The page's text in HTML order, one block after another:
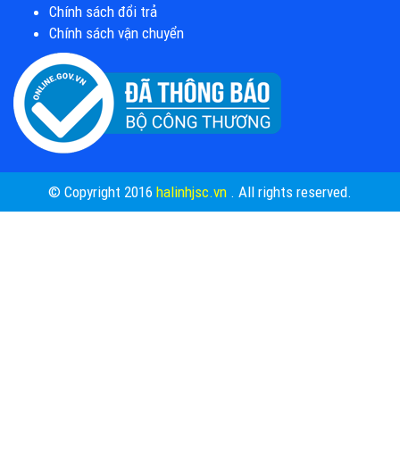
Chính sách đổi trả
Chính sách vận chuyển
© Copyright 2016 halinhjsc.vn . All rights reserved.